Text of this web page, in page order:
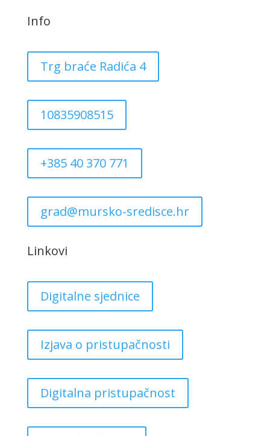
Info
Trg braće Radića 4
10835908515
+385 40 370 771
grad@mursko-sredisce.hr
Linkovi
Digitalne sjednice
Izjava o pristupačnosti
Digitalna pristupačnost